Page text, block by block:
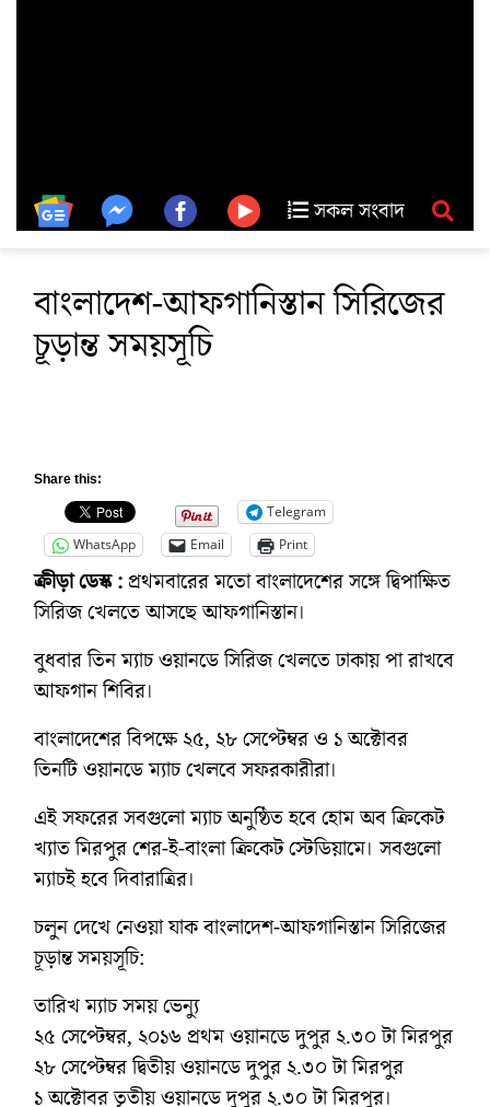
সকল সংবাদ
বাংলাদেশ-আফগানিস্তান সিরিজের
চূড়ান্ত সময়সূচি
Share this:
Telegram
WhatsApp
Email Print
ক্রীড়া ডেস্ক :প্রথমবারের মতো বাংলাদেশের সঙ্গে দ্বিপাক্ষিত
সিরিজ খেলতে আসছে আফগানিস্তান।
বুধবার তিন ম্যাচ ওয়ানডে সিরিজ খেলতে ঢাকায় পা রাখবে
আফগান শিবির।
বাংলাদেশের বিপক্ষে ২৫, ২৮ সেপ্টেম্বর ও ১ অক্টোবর
তিনটি ওয়ানডে ম্যাচ খেলবে সফরকারীরা।
এই সফরের সবগুলো ম্যাচ অনুষ্ঠিত হবে হোম অব ক্রিকেট
খ্যাত মিরপুর শের-ই-বাংলা ক্রিকেট স্টেডিয়ামে। সবগুলো
ম্যাচই হবে দিবারাত্রির।
চলুন দেখে নেওয়া যাক বাংলাদেশ-আফগানিস্তান সিরিজের
চূড়ান্ত সময়সূচি:
তারিখ ম্যাচ সময় ভেন্যু
২৫ সেপ্টেম্বর, ২০১৬ প্রথম ওয়ানডে দুপুর ২.৩০ টা মিরপুর
২৮ সেপ্টেম্বর দ্বিতীয় ওয়ানডে দুপুর ২.৩০ টা মিরপুর
১ অক্টোবর তৃতীয় ওয়ানডে দুপুর ২.৩০ টা মিরপুর।